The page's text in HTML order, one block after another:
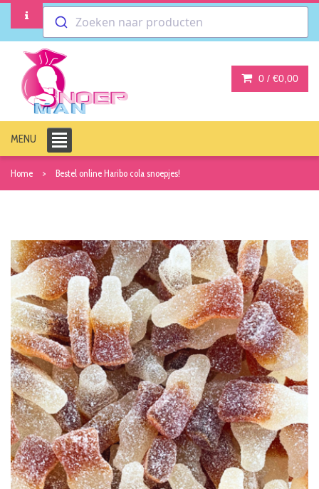
Zoeken naar producten
0 / €0,00
MENU
Home Bestel online Haribo cola snoepjes!